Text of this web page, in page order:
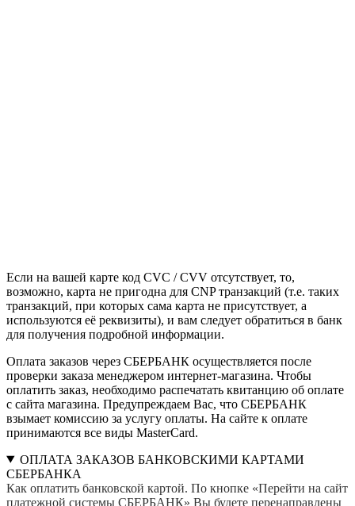
Если на вашей карте код CVC / CVV отсутствует, то,
возможно, карта не пригодна для CNP транзакций (т.е. таких
транзакций, при которых сама карта не присутствует, а
используются её реквизиты), и вам следует обратиться в банк
для получения подробной информации.
Оплата заказов через СБЕРБАНК осуществляется после
проверки заказа менеджером интернет-магазина. Чтобы
оплатить заказ, необходимо распечатать квитанцию об оплате
с сайта магазина. Предупреждаем Вас, что СБЕРБАНК
взымает комиссию за услугу оплаты. На сайте к оплате
принимаются все виды MasterCard.
ОПЛАТА ЗАКАЗОВ БАНКОВСКИМИ КАРТАМИ
СБЕРБАНКА
Как оплатить банковской картой. По кнопке «Перейти на сайт
платежной системы СБЕРБАНК» Вы будете перенаправлены